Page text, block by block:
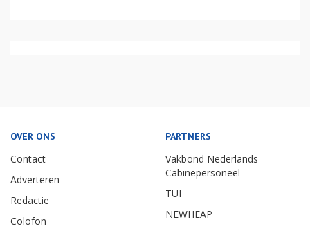
OVER ONS
Contact
Adverteren
Redactie
Colofon
PARTNERS
Vakbond Nederlands
Cabinepersoneel
TUI
NEWHEAP